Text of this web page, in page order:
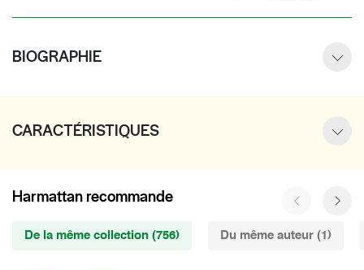
BIOGRAPHIE
CARACTÉRISTIQUES
Harmattan recommande
De la même collection (756) Du même auteur (1)